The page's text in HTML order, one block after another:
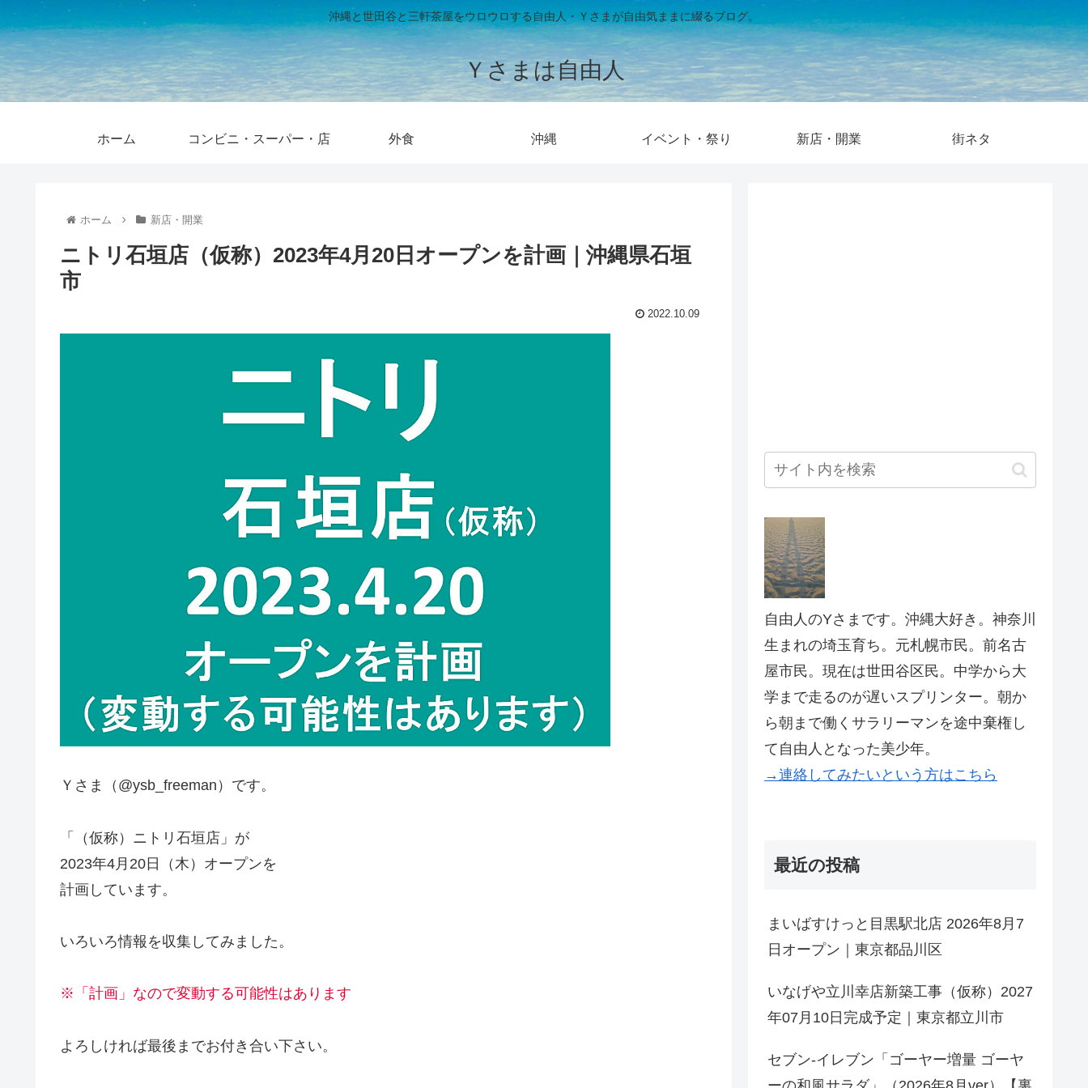
沖縄と世田谷と三軒茶屋をウロウロする自由人・Ｙさまが自由気ままに綴るブログ。
Ｙさまは自由人
ホーム コンビニ・スーパー・店 外食 沖縄 イベント・祭り 新店・開業 街ネタ
ホーム 新店・開業
ニトリ石垣店（仮称）2023年4月20日オープンを計画｜沖縄県石垣
市
2022.10.09
Ｙさま（@ysb_freeman）です。
「（仮称）ニトリ石垣店」が
2023年4月20日（木）オープンを
計画しています。
いろいろ情報を収集してみました。
※「計画」なので変動する可能性はあります
よろしければ最後までお付き合い下さい。
自由人のYさまです。沖縄大好き。神奈川
生まれの埼玉育ち。元札幌市民。前名古
屋市民。現在は世田谷区民。中学から大
学まで走るのが遅いスプリンター。朝か
ら朝まで働くサラリーマンを途中棄権し
て自由人となった美少年。
→連絡してみたいという方はこちら
最近の投稿
まいばすけっと目黒駅北店 2026年8月7
日オープン｜東京都品川区
いなげや立川幸店新築工事（仮称）2027
年07月10日完成予定｜東京都立川市
セブン-イレブン「ゴーヤー増量 ゴーヤ